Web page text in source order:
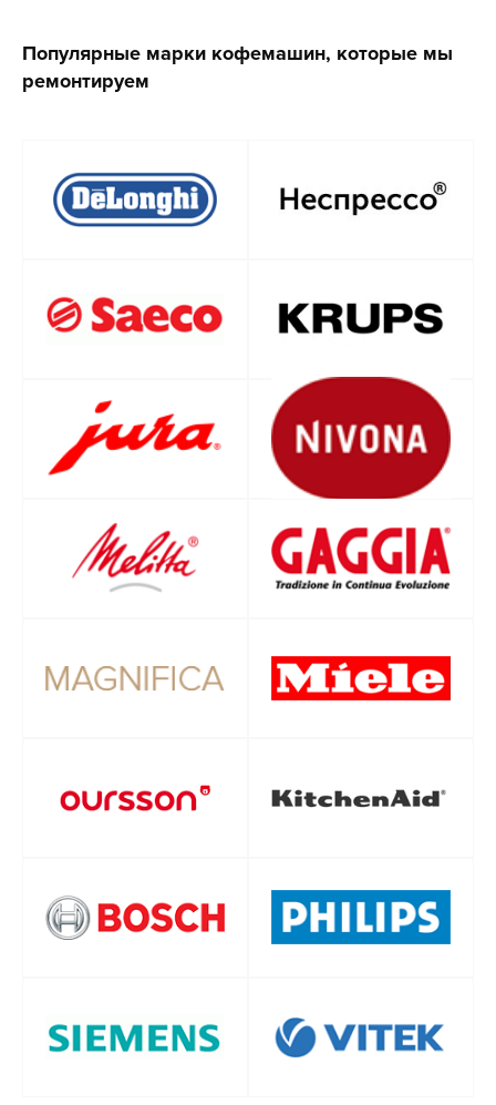
Популярные марки кофемашин, которые мы
ремонтируем